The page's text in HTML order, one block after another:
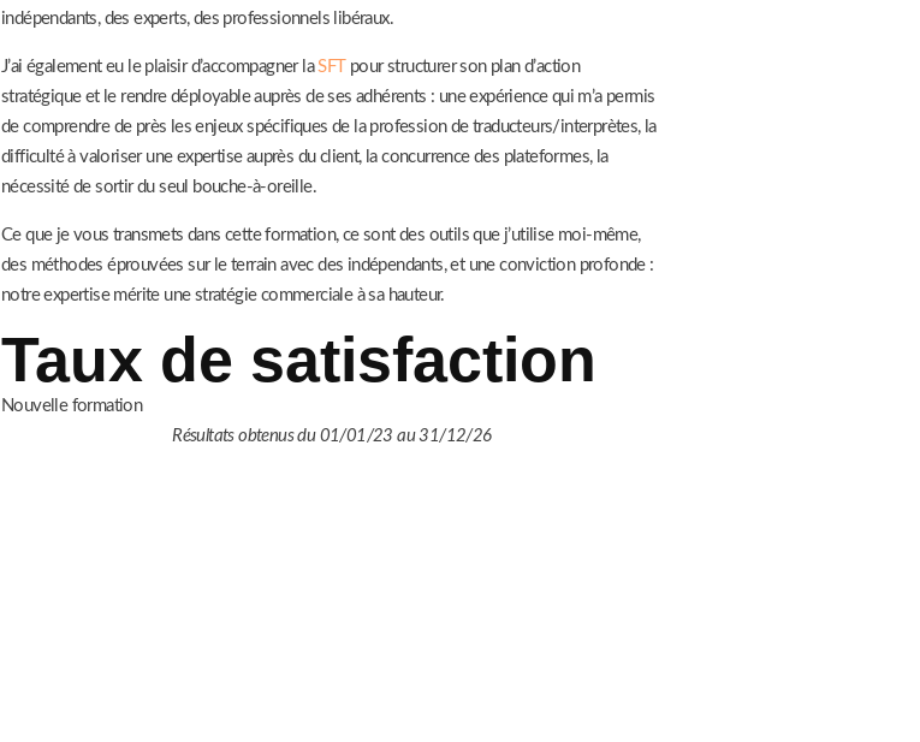
indépendants, des experts, des professionnels libéraux.
J’ai également eu le plaisir d’accompagner laSFT
pour structurer son plan d’action
stratégique et le rendre déployable auprès de ses adhérents : une expérience qui m’a permis
de comprendre de près les enjeux spécifiques de la profession de traducteurs/interprètes, la
difficulté à valoriser une expertise auprès du client, la concurrence des plateformes, la
nécessité de sortir du seul bouche-à-oreille.
Ce que je vous transmets dans cette formation, ce sont des outils que j’utilise moi-même,
des méthodes éprouvées sur le terrain avec des indépendants, et une conviction profonde :
notre expertise mérite une stratégie commerciale à sa hauteur.
Taux de satisfaction
Nouvelle formation
Résultats obtenus du 01/01/23 au 31/12/26